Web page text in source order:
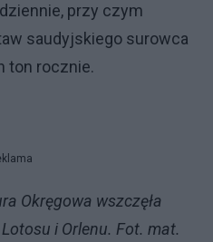
przy czym
saudyjskiego surowca
ton rocznie.
Okręgowa wszczęła
i Orlenu. Fot. mat.